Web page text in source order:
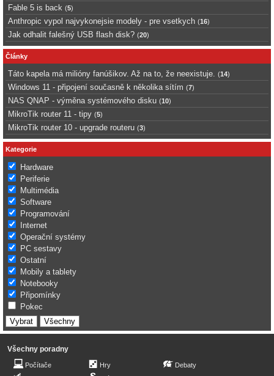
Fable 5 is back (5)
Anthropic vypol najvykonejsie modely - pre vsetkych (16)
Jak odhalit falešný USB flash disk? (20)
Články
Táto kapela má milióny fanúšikov. Až na to, že neexistuje. (14)
Windows 11 - připojení současně k několika sítím (7)
NAS QNAP - výměna systémového disku (10)
MikroTik router 11 - tipy (5)
MikroTik router 10 - upgrade routeru (3)
Kategorie
Hardware
Periferie
Multimédia
Software
Programování
Internet
Operační systémy
PC sestavy
Ostatní
Mobily a tablety
Notebooky
Připomínky
Pokec
Všechny poradny
Počítače
Hry
Debaty